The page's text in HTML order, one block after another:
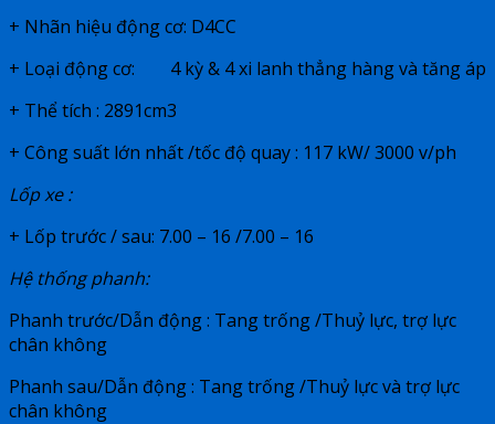
+ Nhãn hiệu động cơ: D4CC
+ Loại động cơ: 4 kỳ & 4 xi lanh thẳng hàng và tăng áp
+ Thể tích : 2891cm3
+ Công suất lớn nhất /tốc độ quay : 117 kW/ 3000 v/ph
Lốp xe :
+ Lốp trước / sau: 7.00 – 16 /7.00 – 16
Hệ thống phanh:
Phanh trước/Dẫn động : Tang trống /Thuỷ lực, trợ lực
chân không
Phanh sau/Dẫn động : Tang trống /Thuỷ lực và trợ lực
chân không